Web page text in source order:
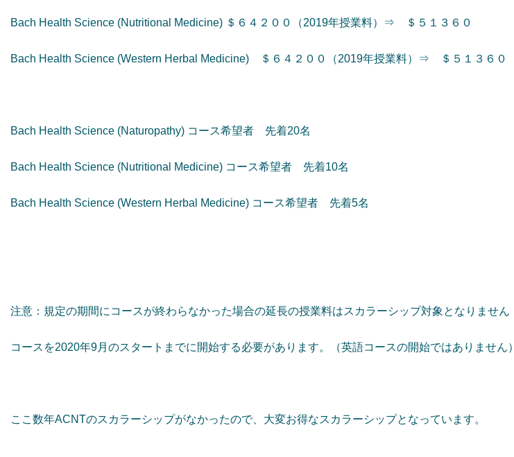
Bach Health Science (Nutritional Medicine) ＄６４２００（2019年授業料）⇒ ＄５１３６０
Bach Health Science (Western Herbal Medicine) ＄６４２００（2019年授業料）⇒ ＄５１３６０
Bach Health Science (Naturopathy) コース希望者 先着20名
Bach Health Science (Nutritional Medicine) コース希望者 先着10名
Bach Health Science (Western Herbal Medicine) コース希望者 先着5名
注意：規定の期間にコースが終わらなかった場合の延長の授業料はスカラーシップ対象となりません
コースを2020年9月のスタートまでに開始する必要があります。（英語コースの開始ではありません）
ここ数年ACNTのスカラーシップがなかったので、大変お得なスカラーシップとなっています。